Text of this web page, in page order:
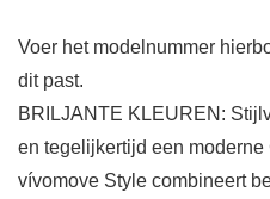
Voer het modelnummer
dit past.
BRILJANTE KLEUREN:
en tegelijkertijd een
vívomove Style combineert